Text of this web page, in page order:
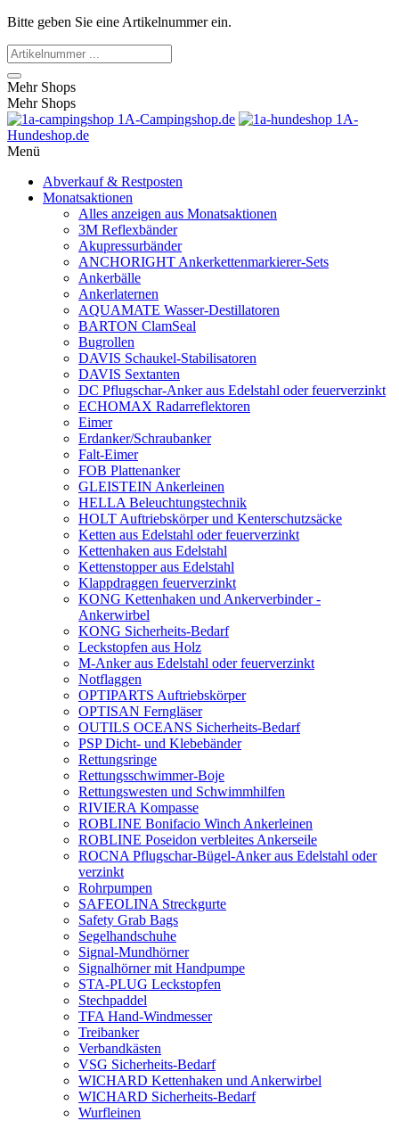
Bitte geben Sie eine Artikelnummer ein.
Mehr Shops
Mehr Shops
1A-Campingshop.de
1A-
Hundeshop.de
Menü
Abverkauf & Restposten
Monatsaktionen
Alles anzeigen aus Monatsaktionen
3M Reflexbänder
Akupressurbänder
ANCHORIGHT Ankerkettenmarkierer-Sets
Ankerbälle
Ankerlaternen
AQUAMATE Wasser-Destillatoren
BARTON ClamSeal
Bugrollen
DAVIS Schaukel-Stabilisatoren
DAVIS Sextanten
DC Pflugschar-Anker aus Edelstahl oder feuerverzinkt
ECHOMAX Radarreflektoren
Eimer
Erdanker/Schraubanker
Falt-Eimer
FOB Plattenanker
GLEISTEIN Ankerleinen
HELLA Beleuchtungstechnik
HOLT Auftriebskörper und Kenterschutzsäcke
Ketten aus Edelstahl oder feuerverzinkt
Kettenhaken aus Edelstahl
Kettenstopper aus Edelstahl
Klappdraggen feuerverzinkt
KONG Kettenhaken und Ankerverbinder -
Ankerwirbel
KONG Sicherheits-Bedarf
Leckstopfen aus Holz
M-Anker aus Edelstahl oder feuerverzinkt
Notflaggen
OPTIPARTS Auftriebskörper
OPTISAN Ferngläser
OUTILS OCEANS Sicherheits-Bedarf
PSP Dicht- und Klebebänder
Rettungsringe
Rettungsschwimmer-Boje
Rettungswesten und Schwimmhilfen
RIVIERA Kompasse
ROBLINE Bonifacio Winch Ankerleinen
ROBLINE Poseidon verbleites Ankerseile
ROCNA Pflugschar-Bügel-Anker aus Edelstahl oder
verzinkt
Rohrpumpen
SAFEOLINA Streckgurte
Safety Grab Bags
Segelhandschuhe
Signal-Mundhörner
Signalhörner mit Handpumpe
STA-PLUG Leckstopfen
Stechpaddel
TFA Hand-Windmesser
Treibanker
Verbandkästen
VSG Sicherheits-Bedarf
WICHARD Kettenhaken und Ankerwirbel
WICHARD Sicherheits-Bedarf
Wurfleinen